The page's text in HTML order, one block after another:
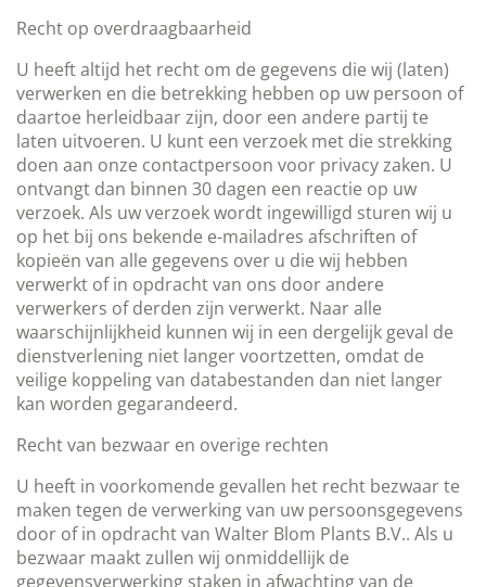
Recht op overdraagbaarheid
U heeft altijd het recht om de gegevens die wij (laten)
verwerken en die betrekking hebben op uw persoon of
daartoe herleidbaar zijn, door een andere partij te
laten uitvoeren. U kunt een verzoek met die strekking
doen aan onze contactpersoon voor privacy zaken. U
ontvangt dan binnen 30 dagen een reactie op uw
verzoek. Als uw verzoek wordt ingewilligd sturen wij u
op het bij ons bekende e-mailadres afschriften of
kopieën van alle gegevens over u die wij hebben
verwerkt of in opdracht van ons door andere
verwerkers of derden zijn verwerkt. Naar alle
waarschijnlijkheid kunnen wij in een dergelijk geval de
dienstverlening niet langer voortzetten, omdat de
veilige koppeling van databestanden dan niet langer
kan worden gegarandeerd.
Recht van bezwaar en overige rechten
U heeft in voorkomende gevallen het recht bezwaar te
maken tegen de verwerking van uw persoonsgegevens
door of in opdracht van Walter Blom Plants B.V.. Als u
bezwaar maakt zullen wij onmiddellijk de
gegevensverwerking staken in afwachting van de